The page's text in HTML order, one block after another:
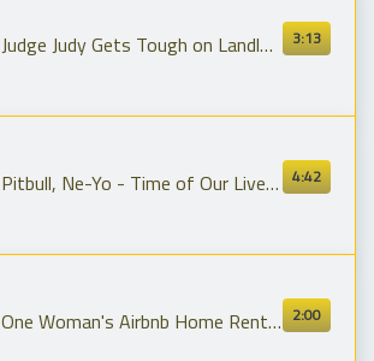
3:13
Judge Judy Gets Tough on Landlords over Security Deposit
4:42
Pitbull, Ne-Yo - Time of Our Lives (Official Video)
2:00
One Woman's Airbnb Home Rental Nightmare